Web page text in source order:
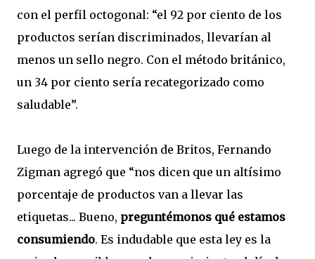
con el perfil octogonal: “el 92 por ciento de los
productos serían discriminados, llevarían al
menos un sello negro. Con el método británico,
un 34 por ciento sería recategorizado como
saludable”.
Luego de la intervención de Britos, Fernando
Zigman agregó que “nos dicen que un altísimo
porcentaje de productos van a llevar las
etiquetas... Bueno, preguntémonos qué estamos
consumiendo. Es indudable que esta ley es la